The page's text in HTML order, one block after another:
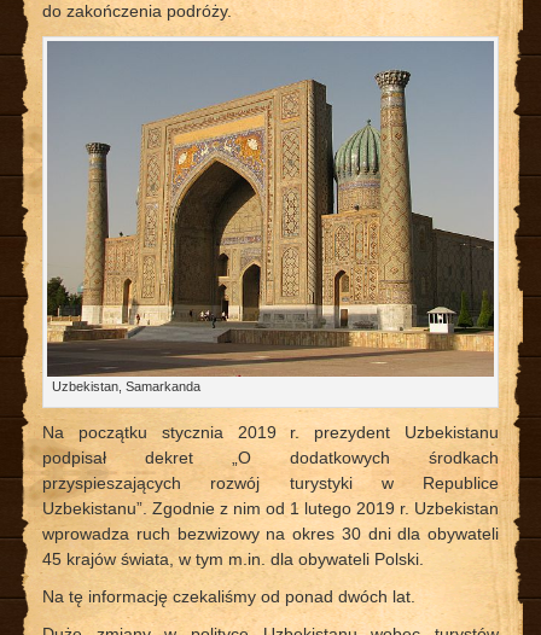
do zakończenia podróży.
Uzbekistan, Samarkanda
Na początku stycznia 2019 r. prezydent Uzbekistanu
podpisał dekret „O dodatkowych środkach
przyspieszających rozwój turystyki w Republice
Uzbekistanu”. Zgodnie z nim od 1 lutego 2019 r. Uzbekistan
wprowadza ruch bezwizowy na okres 30 dni dla obywateli
45 krajów świata, w tym m.in. dla obywateli Polski.
Na tę informację czekaliśmy od ponad dwóch lat.